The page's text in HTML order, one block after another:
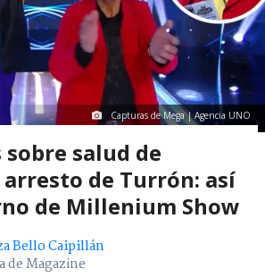
Capturas de Mega | Agencia UNO
sobre salud de
arresto de Turrón: así
de Millenium Show
Bello Caipillán
de Magazine